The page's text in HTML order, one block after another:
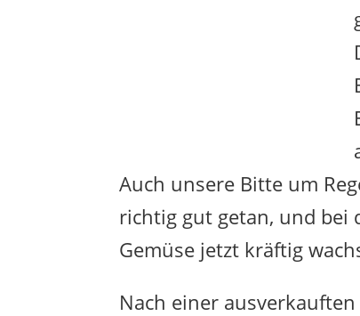
Auch unsere Bitte um
richtig gut getan, und bei
Gemüse jetzt kräftig
Nach einer